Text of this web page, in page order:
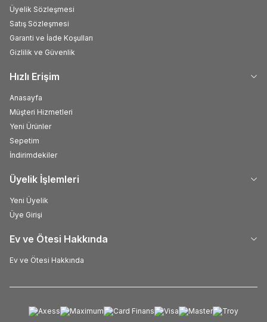
Üyelik Sözleşmesi
Satış Sözleşmesi
Garanti ve İade Koşulları
Gizlilik ve Güvenlik
Hızlı Erişim
Anasayfa
Müşteri Hizmetleri
Yeni Ürünler
Sepetim
İndirimdekiler
Üyelik İşlemleri
Yeni Üyelik
Üye Girişi
Ev ve Ötesi Hakkında
Ev ve Ötesi Hakkında